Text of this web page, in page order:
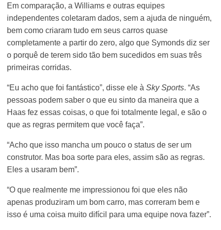
Em comparação, a Williams e outras equipes
independentes coletaram dados, sem a ajuda de ninguém,
bem como criaram tudo em seus carros quase
completamente a partir do zero, algo que Symonds diz ser
o porquê de terem sido tão bem sucedidos em suas três
primeiras corridas.
“Eu acho que foi fantástico”, disse ele àSky Sports. “As
pessoas podem saber o que eu sinto da maneira que a
Haas fez essas coisas, o que foi totalmente legal, e são o
que as regras permitem que você faça”.
“Acho que isso mancha um pouco o status de ser um
construtor. Mas boa sorte para eles, assim são as regras.
Eles a usaram bem”.
“O que realmente me impressionou foi que eles não
apenas produziram um bom carro, mas correram bem e
isso é uma coisa muito difícil para uma equipe nova fazer”.